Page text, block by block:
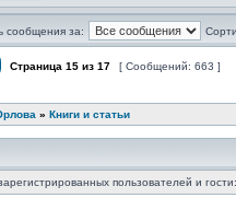
сообщения за:
Страница 15 из 17 [ Сообщений: 663 ]
» Книги и статьи
пользователей и